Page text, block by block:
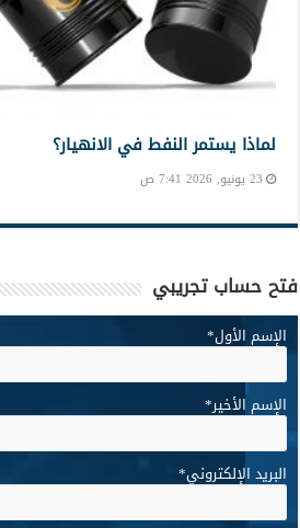
لماذا يستمر النفط في الانهيار؟
23 يونيو, 2026 7:41 ص
فتح حساب تجريبي
الإسم الأول*
الإسم الأخير*
البريد الإلكتروني*